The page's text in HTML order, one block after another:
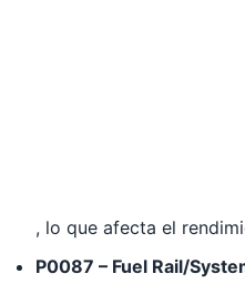
, lo que afecta el
P0087 – Fuel Rail/